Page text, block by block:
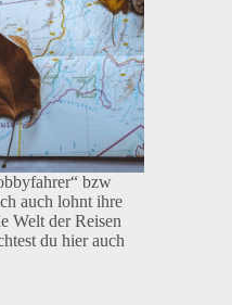
bzw
auch lohnt ihre
Welt der Reisen
du hier auch